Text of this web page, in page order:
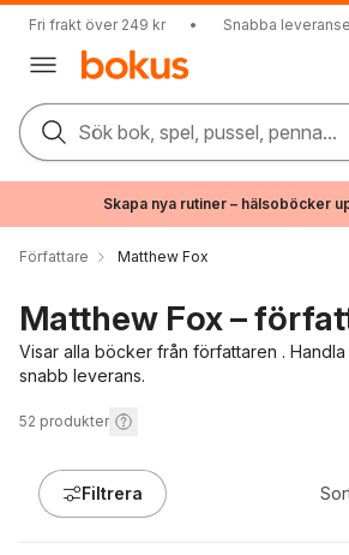
Fri frakt över 249 kr • Snabba
Sök bok, spel, pussel, penna...
Skapa nya rutiner – hälsoböcker
Författare Matthew Fox
Matthew Fox –
Visar alla böcker från författaren .
snabb leverans.
52 produkter
Filtrera